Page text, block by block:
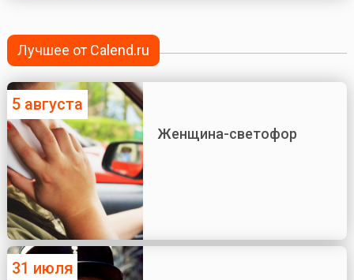
Лучшее от Calend.ru
5 августа
Женщина-светофор
31 июля